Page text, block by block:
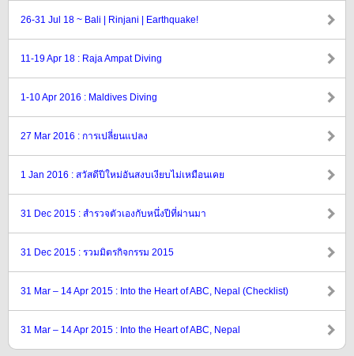
26-31 Jul 18 ~ Bali | Rinjani | Earthquake!
11-19 Apr 18 : Raja Ampat Diving
1-10 Apr 2016 : Maldives Diving
27 Mar 2016 : การเปลี่ยนแปลง
1 Jan 2016 : สวัสดีปีใหม่อันสงบเงียบไม่เหมือนเคย
31 Dec 2015 : สำรวจตัวเองกับหนึ่งปีที่ผ่านมา
31 Dec 2015 : รวมมิตรกิจกรรม 2015
31 Mar – 14 Apr 2015 : Into the Heart of ABC, Nepal (Checklist)
31 Mar – 14 Apr 2015 : Into the Heart of ABC, Nepal